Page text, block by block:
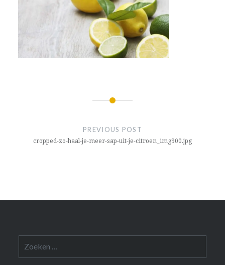
PREVIOUS POST
cropped-zo-haal-je-meer-sap-uit-je-citroen_img900.jpg
naar: